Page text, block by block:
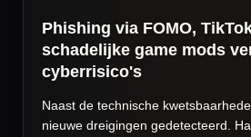
Phishing via FOMO,
schadelijke game mods
cyberrisico's
Naast de technische
nieuwe dreigingen gedetecteerd.